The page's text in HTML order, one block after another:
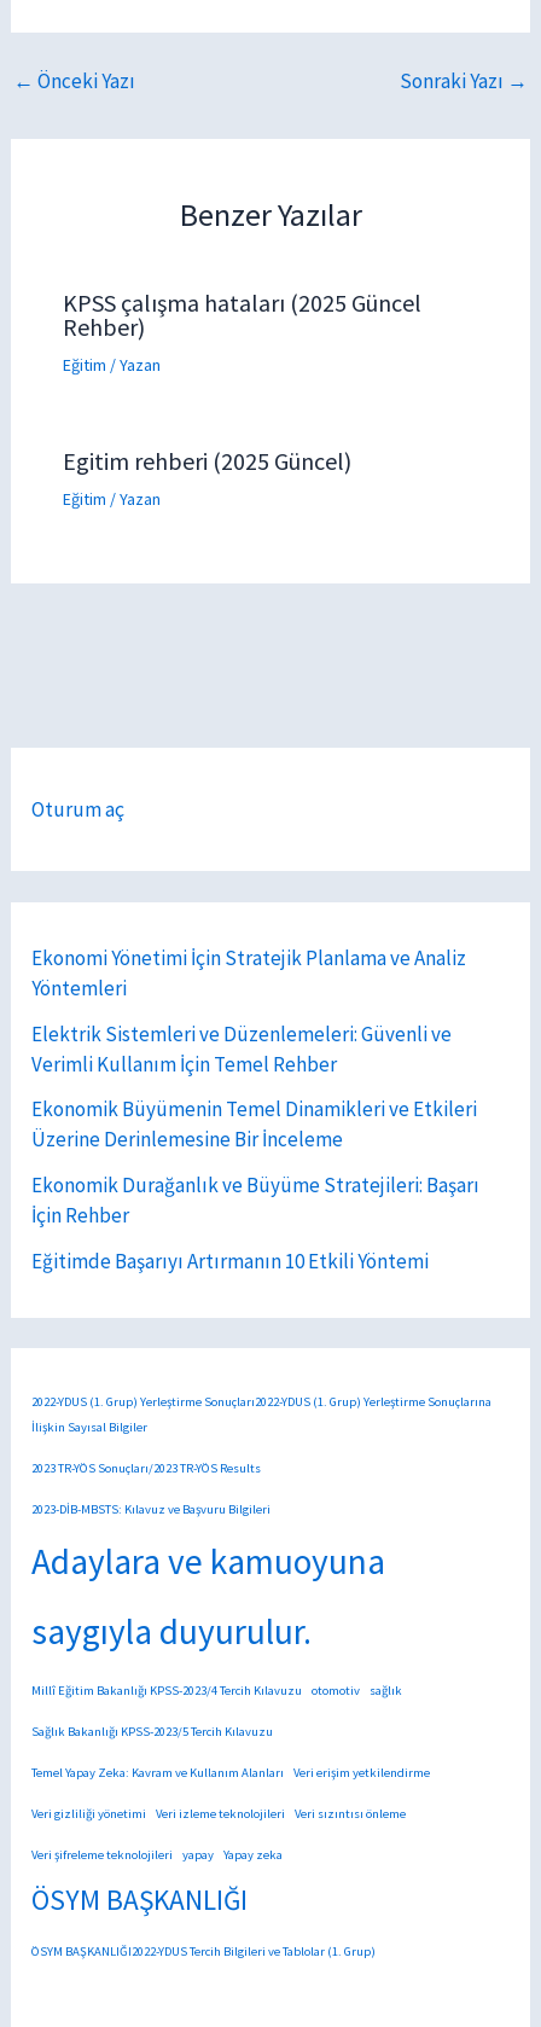
← Önceki Yazı Sonraki Yazı →
Benzer Yazılar
KPSS çalışma hataları (2025 Güncel
Rehber)
Eğitim / Yazan
Egitim rehberi (2025 Güncel)
Eğitim / Yazan
Oturum aç
Ekonomi Yönetimi İçin Stratejik Planlama ve Analiz
Yöntemleri
Elektrik Sistemleri ve Düzenlemeleri: Güvenli ve
Verimli Kullanım İçin Temel Rehber
Ekonomik Büyümenin Temel Dinamikleri ve Etkileri
Üzerine Derinlemesine Bir İnceleme
Ekonomik Durağanlık ve Büyüme Stratejileri: Başarı
İçin Rehber
Eğitimde Başarıyı Artırmanın 10 Etkili Yöntemi
2022-YDUS (1. Grup) Yerleştirme Sonuçları2022-YDUS (1. Grup) Yerleştirme Sonuçlarına
İlişkin Sayısal Bilgiler
2023 TR-YÖS Sonuçları/2023 TR-YÖS Results
2023-DİB-MBSTS: Kılavuz ve Başvuru Bilgileri
Adaylara ve kamuoyuna
saygıyla duyurulur.
Millî Eğitim Bakanlığı KPSS-2023/4 Tercih Kılavuzu otomotiv sağlık
Sağlık Bakanlığı KPSS-2023/5 Tercih Kılavuzu
Temel Yapay Zeka: Kavram ve Kullanım Alanları Veri erişim yetkilendirme
Veri gizliliği yönetimi Veri izleme teknolojileri Veri sızıntısı önleme
Veri şifreleme teknolojileri yapay Yapay zeka
ÖSYM BAŞKANLIĞI
ÖSYM BAŞKANLIĞI2022-YDUS Tercih Bilgileri ve Tablolar (1. Grup)